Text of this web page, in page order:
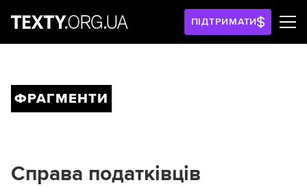
ПІДТРИМАТИ
ФРАГМЕНТИ
Справа податківців